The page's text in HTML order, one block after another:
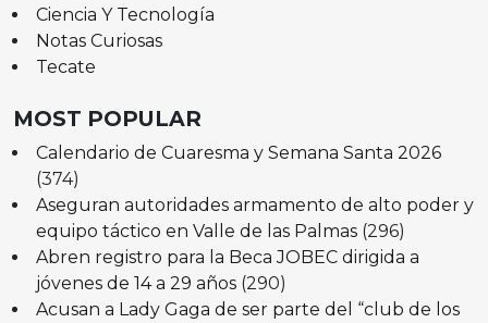
Ciencia Y Tecnología
Notas Curiosas
Tecate
MOST POPULAR
Calendario de Cuaresma y Semana Santa 2026
(374)
Aseguran autoridades armamento de alto poder y
equipo táctico en Valle de las Palmas (296)
Abren registro para la Beca JOBEC dirigida a
jóvenes de 14 a 29 años (290)
Acusan a Lady Gaga de ser parte del “club de los